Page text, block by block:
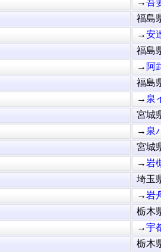
福島
→安
福島
→ 阿
福島
→ 泉
宮城
→ 泉
宮城
→岩
埼玉
→岩
栃木
→宇
栃木